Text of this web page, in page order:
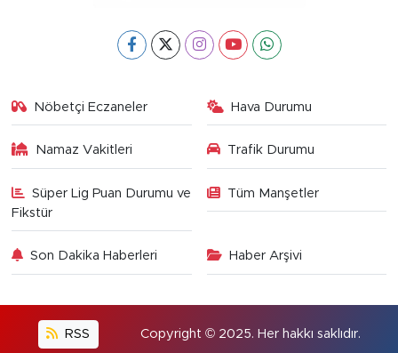
Nöbetçi Eczaneler Hava Durumu
Namaz Vakitleri Trafik Durumu
Süper Lig Puan Durumu ve
Fikstür
Tüm Manşetler
Son Dakika Haberleri Haber Arşivi
RSS Copyright © 2025. Her hakkı saklıdır.